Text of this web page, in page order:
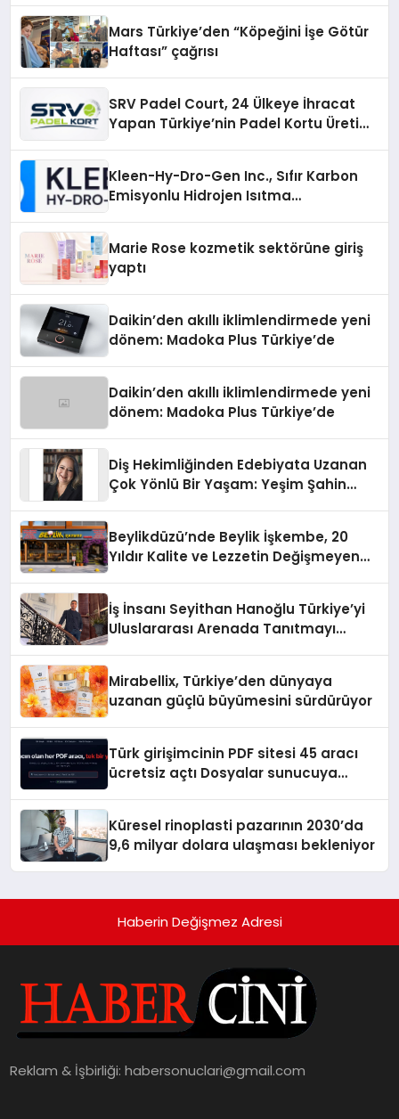
Mars Türkiye’den “Köpeğini İşe Götür
Haftası” çağrısı
SRV Padel Court, 24 Ülkeye İhracat
Yapan Türkiye’nin Padel Kortu Üretim
Kleen-Hy-Dro-Gen Inc., Sıfır Karbon
Emisyonlu Hidrojen Isıtma
Marie Rose kozmetik sektörüne giriş
yaptı
Daikin’den akıllı iklimlendirmede yeni
dönem: Madoka Plus Türkiye’de
Daikin’den akıllı iklimlendirmede yeni
dönem: Madoka Plus Türkiye’de
Diş Hekimliğinden Edebiyata Uzanan
Çok Yönlü Bir Yaşam: Yeşim Şahin
Beylikdüzü’nde Beylik İşkembe, 20
Yıldır Kalite ve Lezzetin Değişmeyen
İş İnsanı Seyithan Hanoğlu Türkiye’yi
Uluslararası Arenada Tanıtmayı
Mirabellix, Türkiye’den dünyaya
uzanan güçlü büyümesini sürdürüyor
Türk girişimcinin PDF sitesi 45 aracı
ücretsiz açtı Dosyalar sunucuya
Küresel rinoplasti pazarının 2030’da
9,6 milyar dolara ulaşması bekleniyor
Haberin Değişmez Adresi
Reklam & İşbirliği:habersonuclari@gmail.com